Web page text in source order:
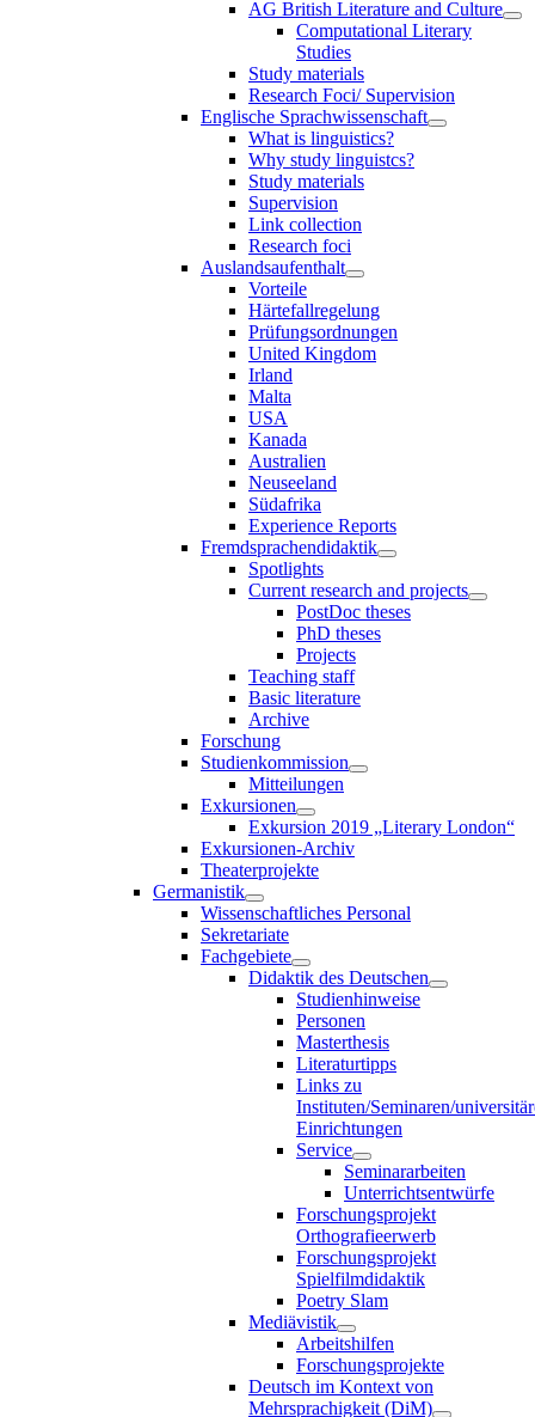
AG British Literature and Culture
Computational Literary
Studies
Study materials
Research Foci/ Supervision
Englische Sprachwissenschaft
What is linguistics?
Why study linguistcs?
Study materials
Supervision
Link collection
Research foci
Auslandsaufenthalt
Vorteile
Härtefallregelung
Prüfungsordnungen
United Kingdom
Irland
Malta
USA
Kanada
Australien
Neuseeland
Südafrika
Experience Reports
Fremdsprachendidaktik
Spotlights
Current research and projects
PostDoc theses
PhD theses
Projects
Teaching staff
Basic literature
Archive
Forschung
Studienkommission
Mitteilungen
Exkursionen
Exkursion 2019 „Literary London“
Exkursionen-Archiv
Theaterprojekte
Germanistik
Wissenschaftliches Personal
Sekretariate
Fachgebiete
Didaktik des Deutschen
Studienhinweise
Personen
Masterthesis
Literaturtipps
Links zu
Instituten/Seminaren/
Einrichtungen
Service
Seminararbeiten
Unterrichtsentwürfe
Forschungsprojekt
Orthografieerwerb
Forschungsprojekt
Spielfilmdidaktik
Poetry Slam
Mediävistik
Arbeitshilfen
Forschungsprojekte
Deutsch im Kontext von
Mehrsprachigkeit (DiM)